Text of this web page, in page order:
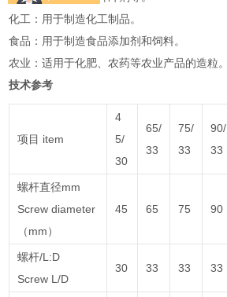
‌化工‌：用于制造化工制品‌。
‌食品‌：用于制造食品添加剂和饲料‌。
‌农业‌：适用于化肥、农药等农业产品的造粒‌。
技术参考
项目 item
4
5/
30
65/
33
75/
33
90/
33
螺杆直径mm
Screw diameter
（mm）
45 65 75 90
螺杆/L:D
Screw L/D
30 33 33 33